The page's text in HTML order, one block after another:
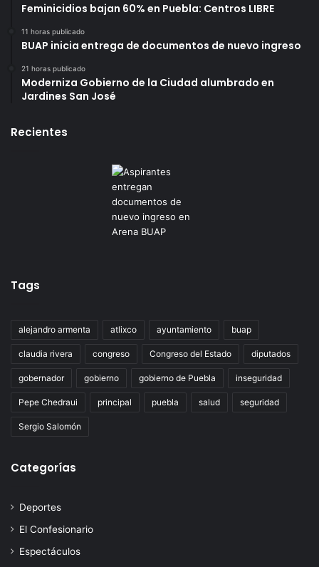
Feminicidios bajan 60% en Puebla: Centros LIBRE
11 horas publicado
BUAP inicia entrega de documentos de nuevo ingreso
21 horas publicado
Moderniza Gobierno de la Ciudad alumbrado en
Jardines San José
Recientes
Tags
alejandro armenta atlixco ayuntamiento buap
claudia rivera congreso Congreso del Estado diputados
gobernador gobierno gobierno de Puebla inseguridad
Pepe Chedraui principal puebla salud seguridad
Sergio Salomón
Categorías
Deportes
El Confesionario
Espectáculos